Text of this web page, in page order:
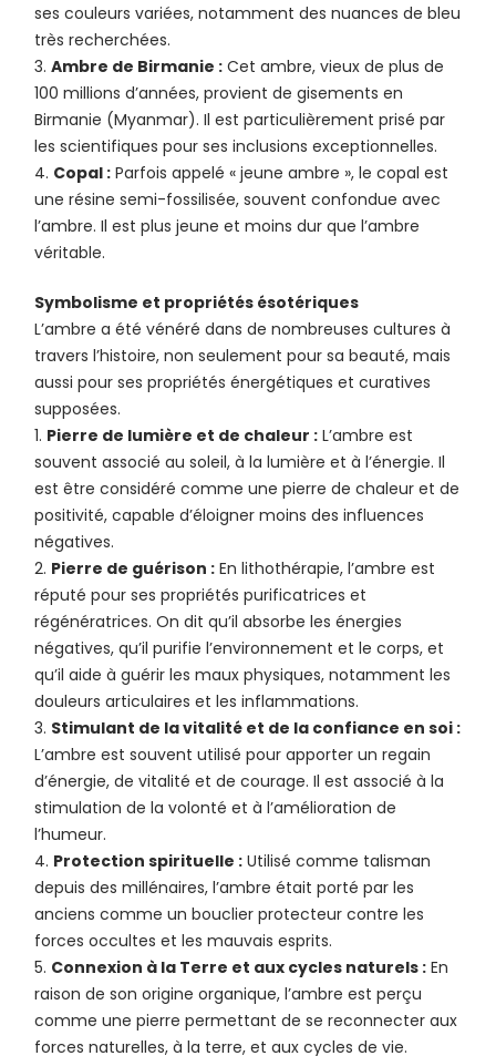
ses couleurs variées, notamment des nuances de bleu
très recherchées.
Ambre de Birmanie : Cet ambre, vieux de plus de
100 millions d’années, provient de gisements en
Birmanie (Myanmar). Il est particulièrement prisé par
les scientifiques pour ses inclusions exceptionnelles.
Copal : Parfois appelé « jeune ambre », le copal est
une résine semi-fossilisée, souvent confondue avec
l’ambre. Il est plus jeune et moins dur que l’ambre
véritable.
Symbolisme et propriétés ésotériques
L’ambre a été vénéré dans de nombreuses cultures à
travers l’histoire, non seulement pour sa beauté, mais
aussi pour ses propriétés énergétiques et curatives
supposées.
Pierre de lumière et de chaleur : L’ambre est
souvent associé au soleil, à la lumière et à l’énergie. Il
est être considéré comme une pierre de chaleur et de
positivité, capable d’éloigner moins des influences
négatives.
Pierre de guérison : En lithothérapie, l’ambre est
réputé pour ses propriétés purificatrices et
régénératrices. On dit qu’il absorbe les énergies
négatives, qu’il purifie l’environnement et le corps, et
qu’il aide à guérir les maux physiques, notamment les
douleurs articulaires et les inflammations.
Stimulant de la vitalité et de la confiance en soi :
L’ambre est souvent utilisé pour apporter un regain
d’énergie, de vitalité et de courage. Il est associé à la
stimulation de la volonté et à l’amélioration de
l’humeur.
Protection spirituelle : Utilisé comme talisman
depuis des millénaires, l’ambre était porté par les
anciens comme un bouclier protecteur contre les
forces occultes et les mauvais esprits.
Connexion à la Terre et aux cycles naturels : En
raison de son origine organique, l’ambre est perçu
comme une pierre permettant de se reconnecter aux
forces naturelles, à la terre, et aux cycles de vie.